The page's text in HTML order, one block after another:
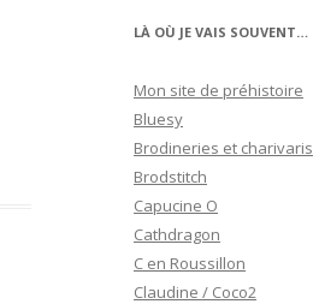
LÀ OÙ JE VAIS SOUVENT…
Mon site de préhistoire
Bluesy
Brodineries et charivaris
Brodstitch
Capucine O
Cathdragon
C en Roussillon
Claudine / Coco2